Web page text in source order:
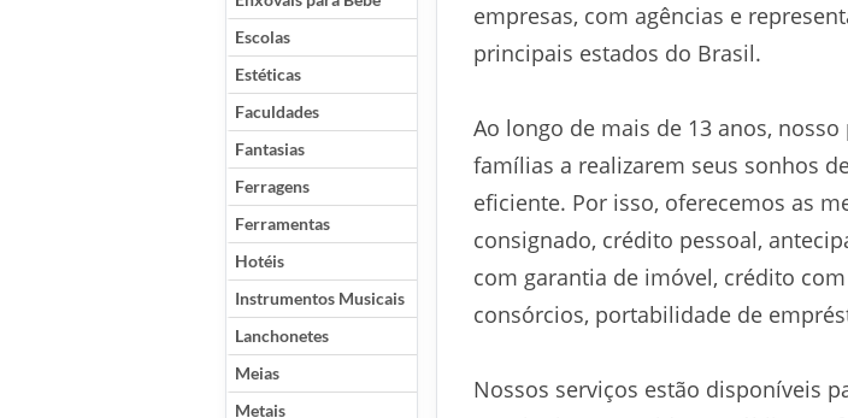
Escolas
Estéticas
Faculdades
Fantasias
Ferragens
Ferramentas
Hotéis
Instrumentos Musicais
Lanchonetes
Meias
Metais
empresas, com agências e
principais estados do Brasil.
Ao longo de mais de 13 anos,
famílias a realizarem seus sonhos
eficiente. Por isso, oferecemos as
consignado, crédito pessoal,
com garantia de imóvel, crédito
consórcios, portabilidade de
Nossos serviços estão disponíveis